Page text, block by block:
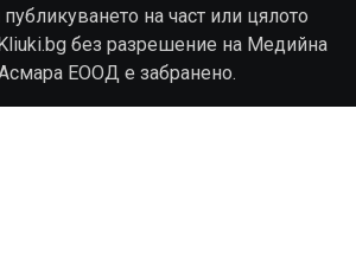
на част или цялото
без разрешение на Медийна
ЕООД е забранено.